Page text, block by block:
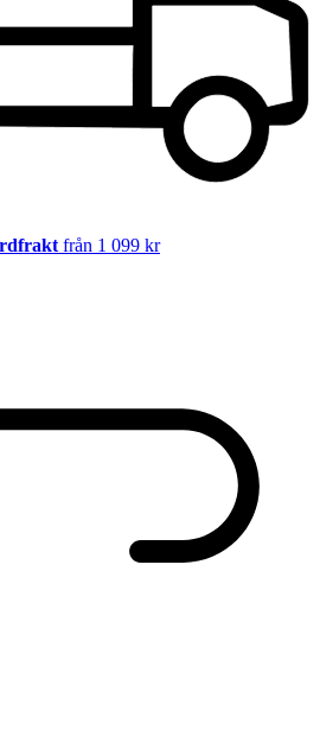
från 1 099 kr